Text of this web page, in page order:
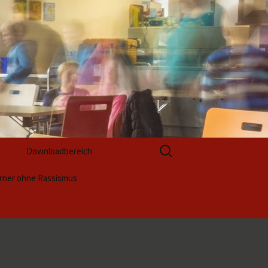
Downloadbereich
Formulare zur Anmeldung
ohne Rassismus
Suchen
nach: